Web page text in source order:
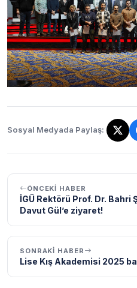
Sosyal Medyada Paylaş:
Bağlantı kopyalandı!
ÖNCEKI HABER
İGÜ Rektörü Prof. Dr. Bahri
Davut Gül’e ziyaret!
SONRAKI HABER
Lise Kış Akademisi 2025